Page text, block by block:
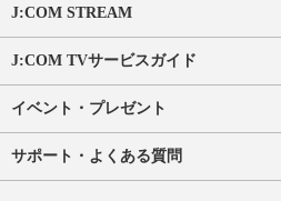
J:COM STREAM
J:COM TVサービスガイド
イベント・プレゼント
サポート・よくある質問